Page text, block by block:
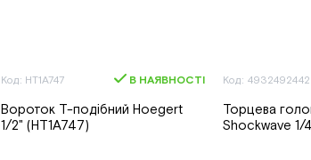
Код: HT1A747 В НАЯВНОСТІ
Вороток Т-подібний Hoegert
1/2" (HT1A747)
Код: 4932492442
Торцева
Shockwave 1/